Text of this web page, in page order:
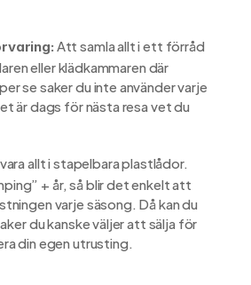
Att samla allt i ett förråd
eller klädkammaren där
se saker du inte använder varje
är dags för nästa resa vet du
allt i stapelbara plastlådor.
+ år, så blir det enkelt att
varje säsong. Då kan du
du kanske väljer att sälja för
din egen utrusting.